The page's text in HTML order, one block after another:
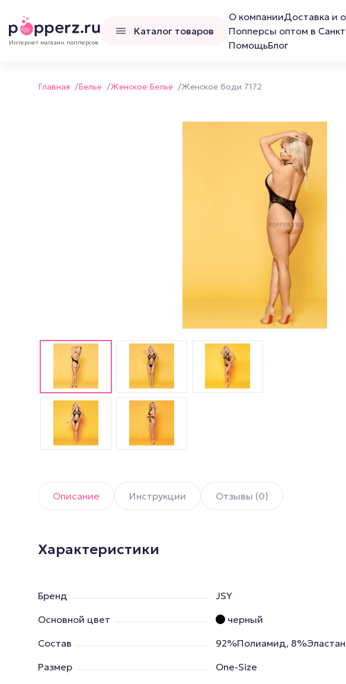
Интернет магазин попперсов
Каталог товаров
О компанииДоставка и
Попперсы оптом в
ПомощьБлог
Попперсы Rush (Раш)
Попперсы для мужчин
Попперсы для женщин
Попперсы для фистинга
Наборы попперсов
Главная /Бельё /Женское Бельё /Женское боди 7172
Описание Инструкции Отзывы (0)
Характеристики
Бренд
JSY
Основной цвет
черный
Состав
92%Полиамид, 8%Эластан
Размер
One-Size